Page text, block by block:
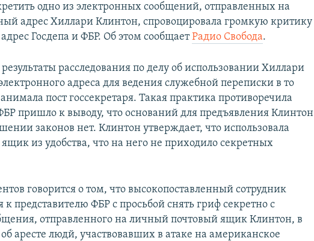
одно из электронных сообщений, отправленных на
адрес Хиллари Клинтон, спровоцировала громкую критику
Госдепа и ФБР. Об этом сообщаетРадио Свобода.
расследования по делу об использовании Хиллари
адреса для ведения служебной переписки в то
пост госсекретаря. Такая практика противоречила
пришло к выводу, что оснований для предъявления Клинтон
законов нет. Клинтон утверждает, что использовала
из удобства, что на него не приходило секретных
говорится о том, что высокопоставленный сотрудник
к представителю ФБР с просьбой снять гриф секретно с
отправленного на личный почтовый ящик Клинтон, в
аресте людй, участвовавших в атаке на американское